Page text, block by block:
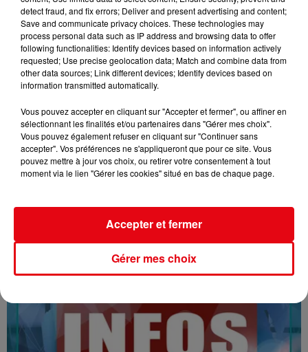
16/07/26 : LES INFORMATIONS
detect fraud, and fix errors; Deliver and present advertising and content;
Save and communicate privacy choices. These technologies may
process personal data such as IP address and browsing data to offer
following functionalities: Identify devices based on information actively
requested; Use precise geolocation data; Match and combine data from
other data sources; Link different devices; Identify devices based on
information transmitted automatically.
Vous pouvez accepter en cliquant sur "Accepter et fermer", ou affiner en
sélectionnant les finalités et/ou partenaires dans "Gérer mes choix".
Vous pouvez également refuser en cliquant sur "Continuer sans
accepter". Vos préférences ne s'appliqueront que pour ce site. Vous
pouvez mettre à jour vos choix, ou retirer votre consentement à tout
moment via le lien "Gérer les cookies" situé en bas de chaque page.
Gérer mes choix
Accepter et fermer